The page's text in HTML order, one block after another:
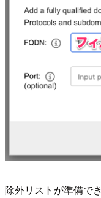
除外リストが準備で